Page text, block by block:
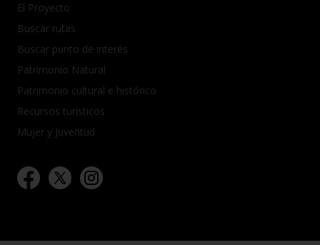
El Proyecto
Buscar rutas
Buscar punto de interés
Patrimonio Natural
Patrimonio cultural e histórico
Recursos turísticos
Mujer y Juventud